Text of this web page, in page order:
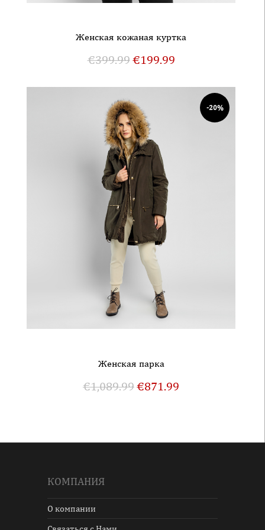
Женская кожаная куртка
€399.99€199.99
-20%
Женская парка
€1,089.99€871.99
КОМПАНИЯ
О компании